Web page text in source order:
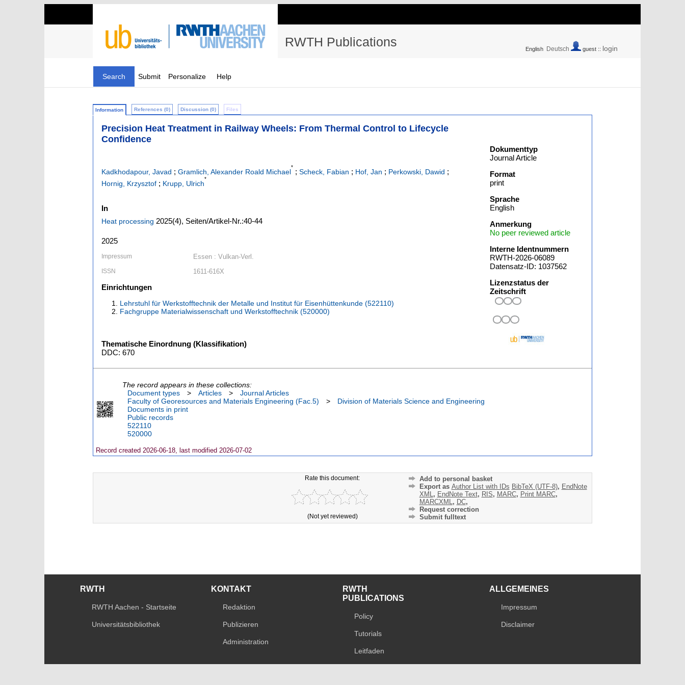
RWTH Publications English Deutsch guest :: login
Search Submit Personalize Help
Information References (0) Discussion (0) Files
Precision Heat Treatment in Railway Wheels: From Thermal Control to Lifecycle
Confidence
Kadkhodapour, Javad ; Gramlich, Alexander Roald Michael
*
; Scheck, Fabian ; Hof, Jan ; Perkowski, Dawid ;
Hornig, Krzysztof ; Krupp, Ulrich
*
In
Heat processing 2025(4), Seiten/Artikel-Nr.:40-44
2025
Impressum Essen : Vulkan-Verl.
ISSN 1611-616X
Einrichtungen
Lehrstuhl für Werkstofftechnik der Metalle und Institut für Eisenhüttenkunde (522110)
Fachgruppe Materialwissenschaft und Werkstofftechnik (520000)
Thematische Einordnung (Klassifikation)
DDC: 670
Dokumenttyp
Journal Article
Format
print
Sprache
English
Anmerkung
No peer reviewed article
Interne Identnummern
RWTH-2026-06089
Datensatz-ID: 1037562
Lizenzstatus der
Zeitschrift
The record appears in these collections:
Document types
> Articles >
Journal Articles
Faculty of Georesources and Materials Engineering (Fac.5)
>
Division of Materials Science and Engineering
Documents in print
Public records
522110
520000
Record created 2026-06-18, last modified 2026-07-02
Rate this document:
(Not yet reviewed)
Add to personal basket
Export as Author List with IDs BibTeX (UTF-8), EndNote
XML , EndNote Text, RIS, MARC, Print MARC,
MARCXML , DC,
Request correction
Submit fulltext
RWTH
RWTH Aachen - Startseite
Universitätsbibliothek
KONTAKT
Redaktion
Publizieren
Administration
RWTH
PUBLICATIONS
Policy
Tutorials
Leitfaden
ALLGEMEINES
Impressum
Disclaimer